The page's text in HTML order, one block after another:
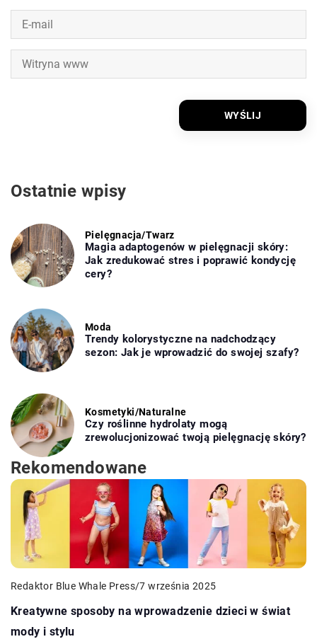
Ostatnie wpisy
Pielęgnacja/Twarz
Magia adaptogenów w pielęgnacji skóry:
Jak zredukować stres i poprawić kondycję
cery?
Moda
Trendy kolorystyczne na nadchodzący
sezon: Jak je wprowadzić do swojej szafy?
Kosmetyki/Naturalne
Czy roślinne hydrolaty mogą
zrewolucjonizować twoją pielęgnację skóry?
Rekomendowane
Redaktor Blue Whale Press/7 września 2025
Kreatywne sposoby na wprowadzenie dzieci w świat
mody i stylu